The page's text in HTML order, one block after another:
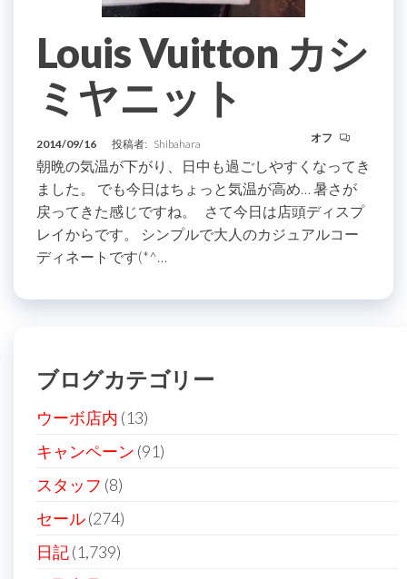
Louis Vuitton カシ
ミヤニット
2014/09/16 投稿者: Shibahara オフ
朝晩の気温が下がり、日中も過ごしやすくなってき
ました。 でも今日はちょっと気温が高め… 暑さが
戻ってきた感じですね。 さて今日は店頭ディスプ
レイからです。 シンプルで大人のカジュアルコー
ディネートです(*^…
ブログカテゴリー
ウーボ店内 (13)
キャンペーン (91)
スタッフ (8)
セール(274)
日記(1,739)